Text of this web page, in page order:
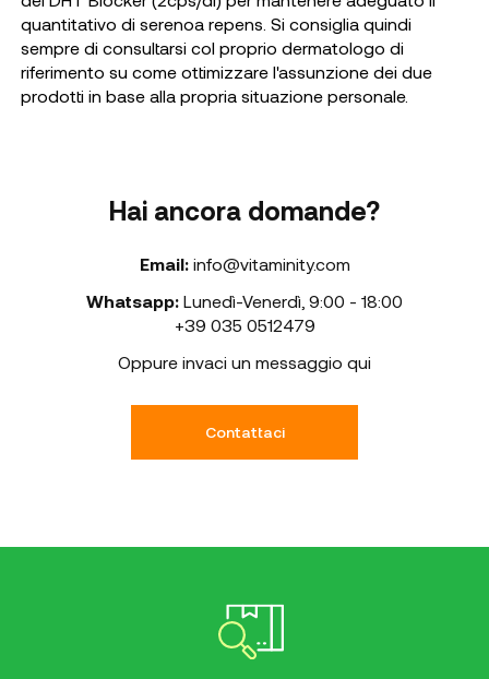
quantitativo di serenoa repens. Si consiglia quindi
sempre di consultarsi col proprio dermatologo di
riferimento su come ottimizzare l'assunzione dei due
prodotti in base alla propria situazione personale.
Hai ancora domande?
Email: info@vitaminity.com
Whatsapp: Lunedì-Venerdì 9:00 - 18:00
+39 035 0512479
Oppure invaci un messaggio qui
Contattaci